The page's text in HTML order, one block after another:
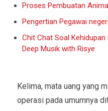
Proses Pembuatan
Pengertian Pegawai
Chit Chat Soal
Deep Musik with Risye
Kelima, mata uang yang
operasi pada umumnya